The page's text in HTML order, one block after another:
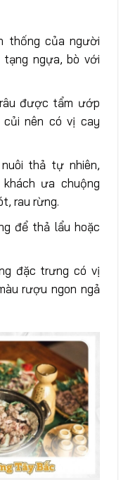
thống của người
tạng ngựa, bò với
được tẩm ướp
củi nên có vị cay
thả tự nhiên,
ưa chuộng
rau rừng.
để thả lẩu hoặc
đặc trưng có vị
rượu ngon ngả